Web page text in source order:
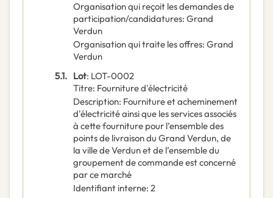
Organisation qui reçoit les demandes de
participation/candidatures: Grand
Verdun
Organisation qui traite les offres: Grand
Verdun
5.1. Lot: LOT-0002
Titre: Fourniture d'électricité
Description: Fourniture et acheminement
d'électricité ainsi que les services associés
à cette fourniture pour l’ensemble des
points de livraison du Grand Verdun, de
la ville de Verdun et de l’ensemble du
groupement de commande est concerné
par ce marché
Identifiant interne: 2